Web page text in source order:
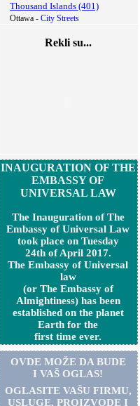
Thousand Islands (401)
Ottawa - City Streets
Rekli su...
INAUGURATION OF THE
EMBASSY OF
UNIVERSAL LAW
The Inauguration of The
Embassy of Universal Law
took place on Tuesday
24th of April 2017.
The Embassy of Universal
law
(or The Embassy of
Almightiness) has been
established on the planet
Earth for the
first time ever.
OVDE MOŽE DA BUDE
I VAŠ OGLAS!
OGLASITE VAŠU FIRMU,
USLUGE, PROIZVODE I